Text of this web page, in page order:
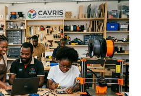
Doctorants
Chercheurs
acteurs sociaux.